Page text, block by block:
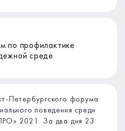
по профилактике
среде
Петербургского форума
поведения среди
2021. За два дня 23